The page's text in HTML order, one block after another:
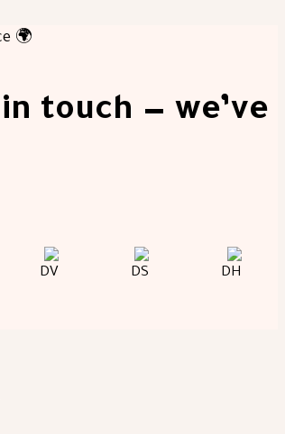
🌍 Ready to explore? Whether it’s inside Egypt or across the world, Damas Travel has the perfect trip waiting for you — at the best price
touch — we’ve